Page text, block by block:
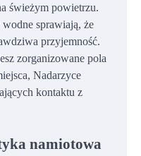
świeżym powietrzu.
sprawiają, że
przyjemność.
zorganizowane pola
Nadarzyce
kontaktu z
namiotowa